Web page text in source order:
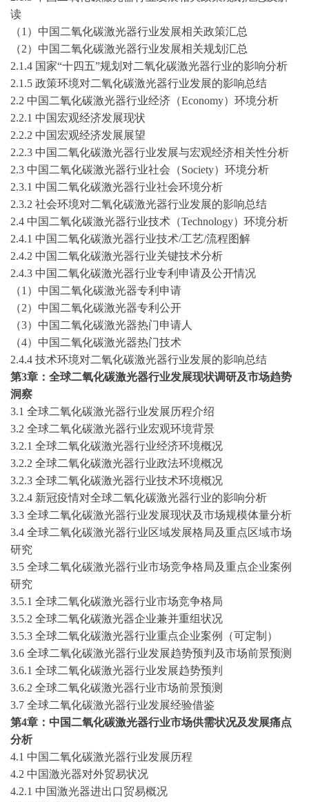
读
（1）中国二氧化碳激光器行业发展相关政策汇总
（2）中国二氧化碳激光器行业发展相关规划汇总
2.1.4 国家“十四五”规划对二氧化碳激光器行业的影响分析
2.1.5 政策环境对二氧化碳激光器行业发展的影响总结
2.2 中国二氧化碳激光器行业经济（Economy）环境分析
2.2.1 中国宏观经济发展现状
2.2.2 中国宏观经济发展展望
2.2.3 中国二氧化碳激光器行业发展与宏观经济相关性分析
2.3 中国二氧化碳激光器行业社会（Society）环境分析
2.3.1 中国二氧化碳激光器行业社会环境分析
2.3.2 社会环境对二氧化碳激光器行业发展的影响总结
2.4 中国二氧化碳激光器行业技术（Technology）环境分析
2.4.1 中国二氧化碳激光器行业技术/工艺/流程图解
2.4.2 中国二氧化碳激光器行业关键技术分析
2.4.3 中国二氧化碳激光器行业专利申请及公开情况
（1）中国二氧化碳激光器专利申请
（2）中国二氧化碳激光器专利公开
（3）中国二氧化碳激光器热门申请人
（4）中国二氧化碳激光器热门技术
2.4.4 技术环境对二氧化碳激光器行业发展的影响总结
第3章：全球二氧化碳激光器行业发展现状调研及市场趋势
洞察
3.1 全球二氧化碳激光器行业发展历程介绍
3.2 全球二氧化碳激光器行业宏观环境背景
3.2.1 全球二氧化碳激光器行业经济环境概况
3.2.2 全球二氧化碳激光器行业政法环境概况
3.2.3 全球二氧化碳激光器行业技术环境概况
3.2.4 新冠疫情对全球二氧化碳激光器行业的影响分析
3.3 全球二氧化碳激光器行业发展现状及市场规模体量分析
3.4 全球二氧化碳激光器行业区域发展格局及重点区域市场
研究
3.5 全球二氧化碳激光器行业市场竞争格局及重点企业案例
研究
3.5.1 全球二氧化碳激光器行业市场竞争格局
3.5.2 全球二氧化碳激光器企业兼并重组状况
3.5.3 全球二氧化碳激光器行业重点企业案例（可定制）
3.6 全球二氧化碳激光器行业发展趋势预判及市场前景预测
3.6.1 全球二氧化碳激光器行业发展趋势预判
3.6.2 全球二氧化碳激光器行业市场前景预测
3.7 全球二氧化碳激光器行业发展经验借鉴
第4章：中国二氧化碳激光器行业市场供需状况及发展痛点
分析
4.1 中国二氧化碳激光器行业发展历程
4.2 中国激光器对外贸易状况
4.2.1 中国激光器进出口贸易概况